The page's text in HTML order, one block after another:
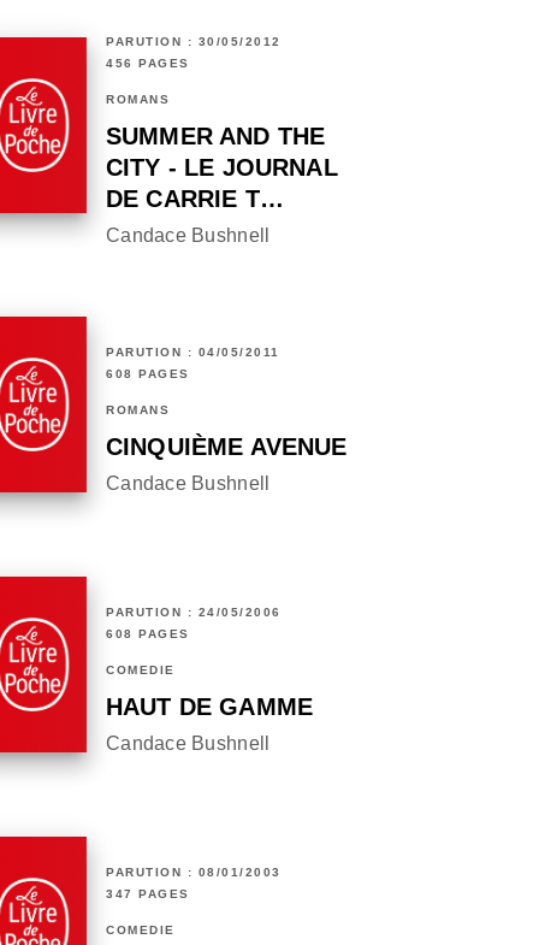
PARUTION : 30/05/2012
456 PAGES
ROMANS
SUMMER AND THE
CITY - LE JOURNAL
DE CARRIE T…
Candace Bushnell
PARUTION : 04/05/2011
608 PAGES
ROMANS
CINQUIÈME AVENUE
Candace Bushnell
PARUTION : 24/05/2006
608 PAGES
COMÉDIE
HAUT DE GAMME
Candace Bushnell
PARUTION : 08/01/2003
347 PAGES
COMÉDIE